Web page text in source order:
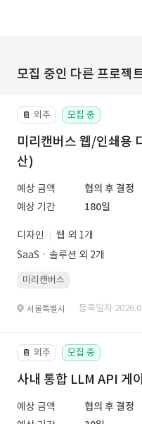
모집 중인 다른 프로젝
📔 외주 모집 중
미리캔버스 웹/인쇄용
산)
예상 금액
협의 후 결정
예상 기간
180일
디자인
웹 외 1개
SaaSㆍ솔루션 외 2개
미리캔버스
서울특별시 · 등록일자
📔 외주 모집 중
사내 통합 LLM API 게
예상 금액
협의 후 결정